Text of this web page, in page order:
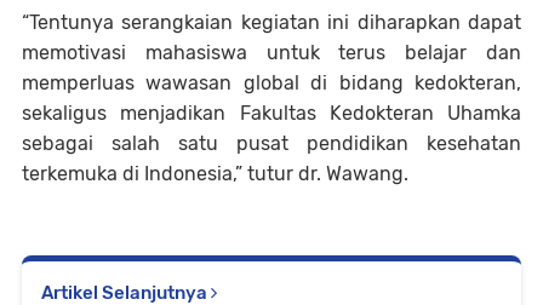
“Tentunya serangkaian kegiatan ini diharapkan dapat
memotivasi mahasiswa untuk terus belajar dan
memperluas wawasan global di bidang kedokteran,
sekaligus menjadikan Fakultas Kedokteran Uhamka
sebagai salah satu pusat pendidikan kesehatan
terkemuka di Indonesia,” tutur dr. Wawang.
Artikel Selanjutnya